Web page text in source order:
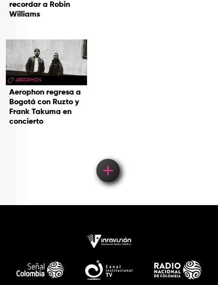
recordar a Robin
Williams
AEROPHON
Aerophon regresa a
Bogotá con Ruzto y
Frank Takuma en
concierto